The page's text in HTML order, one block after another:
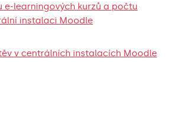
e-learningových kurzů a počtu
instalaci Moodle
v centrálních instalacích Moodle